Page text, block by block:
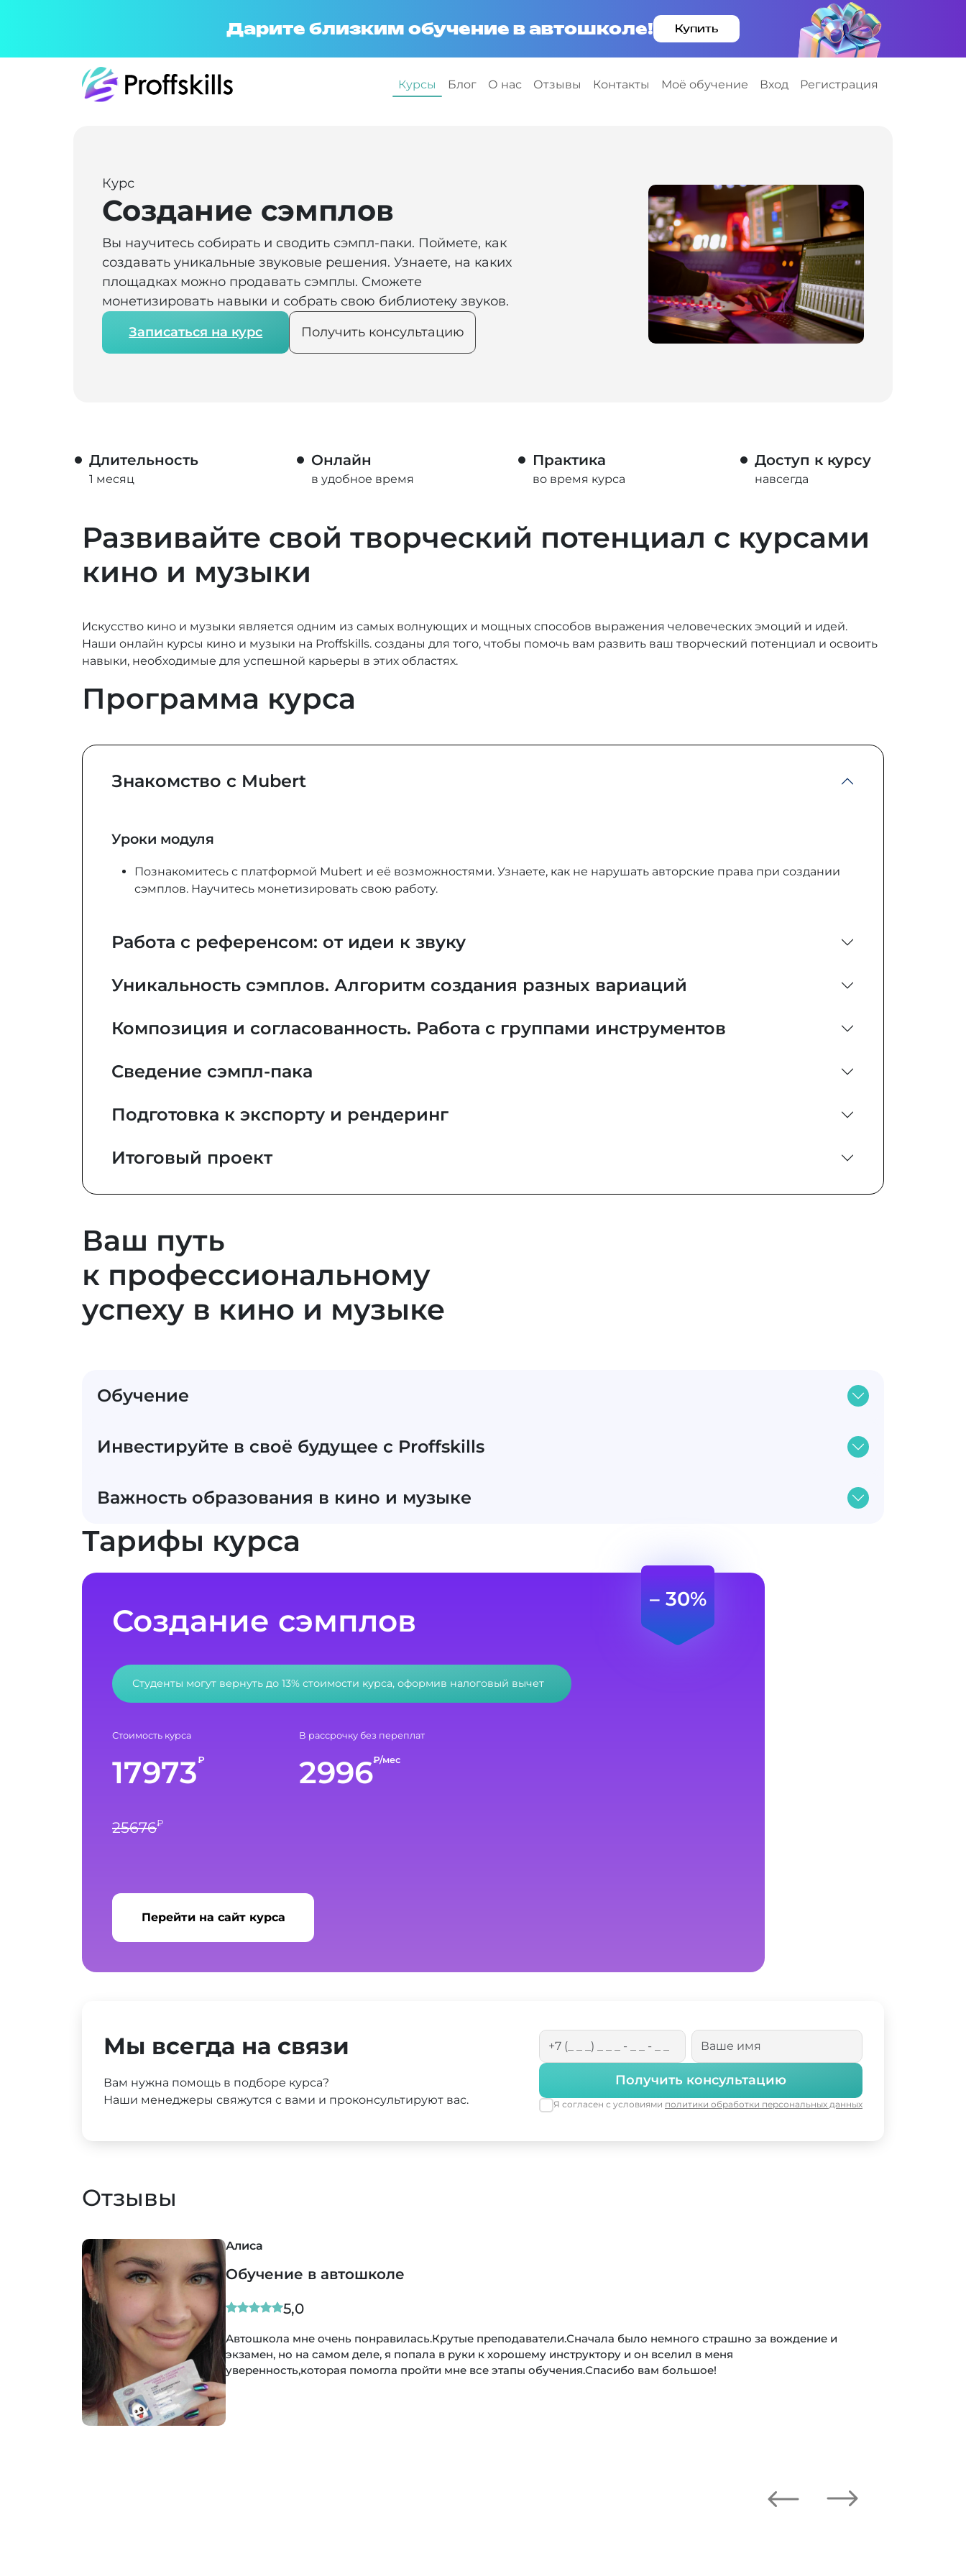
Курсы Блог О нас Отзывы Контакты Моё обучение Вход Регистрация
Дарите близким обучение в автошколе! Купить
Курс
Создание сэмплов
Вы научитесь собирать и сводить сэмпл-паки. Поймете, как
создавать уникальные звуковые решения. Узнаете, на каких
площадках можно продавать сэмплы. Сможете
монетизировать навыки и собрать свою библиотеку звуков.
Записаться на курс
Получить консультацию
Длительность
1 месяц
Онлайн
в удобное время
Практика
во время курса
Доступ к курсу
навсегда
Развивайте свой творческий потенциал с курсами
кино и музыки
Искусство кино и музыки является одним из самых волнующих и мощных способов выражения человеческих эмоций и идей.
Наши онлайн курсы кино и музыки на Proffskills. созданы для того, чтобы помочь вам развить ваш творческий потенциал и освоить
навыки, необходимые для успешной карьеры в этих областях.
Программа курса
Знакомство с Mubert
Уроки модуля
Познакомитесь с платформой Mubert и её возможностями. Узнаете, как не нарушать авторские права при создании
сэмплов. Научитесь монетизировать свою работу.
Работа с референсом: от идеи к звуку
Уникальность сэмплов. Алгоритм создания разных вариаций
Композиция и согласованность. Работа с группами инструментов
Сведение сэмпл-пака
Подготовка к экспорту и рендеринг
Итоговый проект
Ваш путь
к профессиональному
успеху в кино и музыке
Обучение
Инвестируйте в своё будущее с Proffskills
Важность образования в кино и музыке
Тарифы курса
– 30%
Создание сэмплов
Студенты могут вернуть до 13% стоимости курса, оформив налоговый вычет
Стоимость курса
17973₽
25676₽
В рассрочку без переплат
2996₽/мес
Перейти на сайт курса
Мы всегда на связи
Вам нужна помощь в подборе курса?
Наши менеджеры свяжутся с вами и проконсультируют вас.
Получить консультацию
Я согласен с условиями политики обработки персональных данных
Отзывы
Алиса
Обучение в автошколе
5,0
Автошкола мне очень понравилась.Крутые преподаватели.Сначала было немного страшно за вождение и
экзамен, но на самом деле, я попала в руки к хорошему инструктору и он вселил в меня
уверенность,которая помогла пройти мне все этапы обучения.Спасибо вам большое!
Next